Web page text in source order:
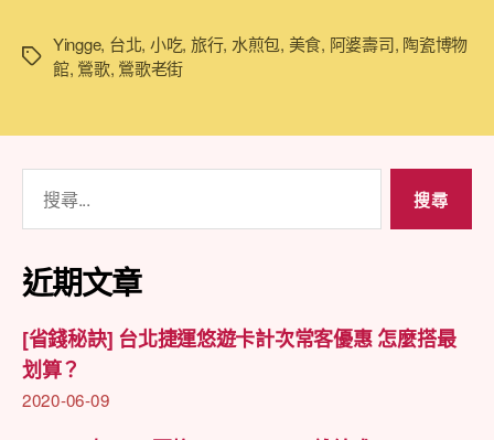
日
食
中
標
Yingge, 台北, 小吃, 旅行, 水煎包, 美食, 阿婆壽司, 陶瓷博物
館, 鶯歌, 鶯歌老街
關
鍵
字:
近期文章
[省錢秘訣] 台北捷運悠遊卡計次常客優惠 怎麼搭最
划算？
2020-06-09